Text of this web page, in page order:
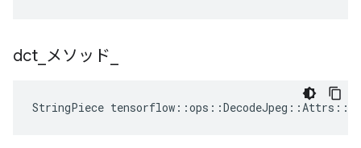
dct メソッド
StringPiece